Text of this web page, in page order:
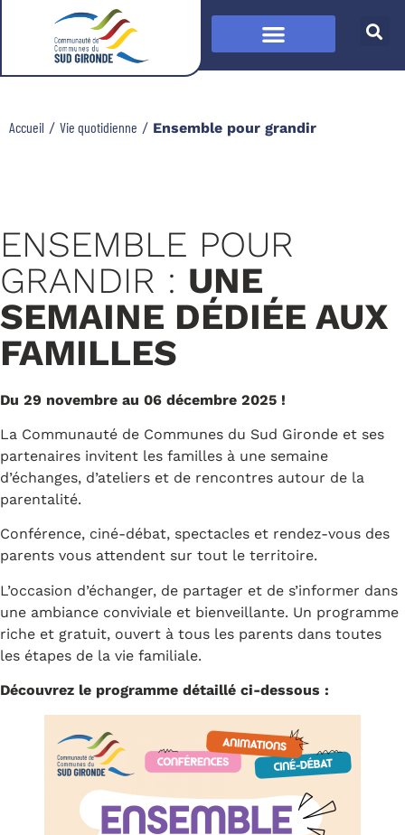
Accueil / Vie quotidienne / Ensemble pour grandir
ENSEMBLE POUR
GRANDIR : UNE
SEMAINE DÉDIÉE AUX
FAMILLES
Du 29 novembre au 06 décembre 2025 !
La Communauté de Communes du Sud Gironde et ses
partenaires invitent les familles à une semaine
d’échanges, d’ateliers et de rencontres autour de la
parentalité.
Conférence, ciné-débat, spectacles et rendez-vous des
parents vous attendent sur tout le territoire.
L’occasion d’échanger, de partager et de s’informer dans
une ambiance conviviale et bienveillante. Un programme
riche et gratuit, ouvert à tous les parents dans toutes
les étapes de la vie familiale.
Découvrez le programme détaillé ci-dessous :